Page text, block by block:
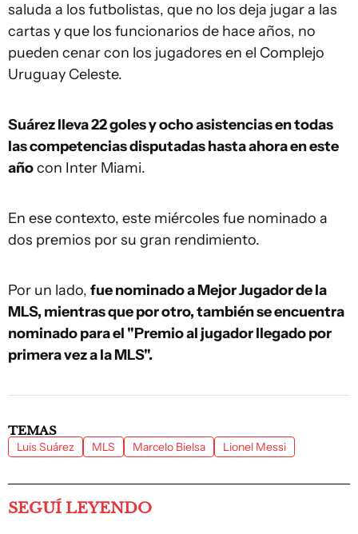
saluda a los futbolistas, que no los deja jugar a las
cartas y que los funcionarios de hace años, no
pueden cenar con los jugadores en el Complejo
Uruguay Celeste.
Suárez lleva 22 goles y ocho asistencias en todas
las competencias disputadas hasta ahora en este
añocon Inter Miami.
En ese contexto, este miércoles fue nominado a
dos premios por su gran rendimiento.
Por un lado, fue nominado a Mejor Jugador de la
MLS, mientras que por otro, también se encuentra
nominado para el "Premio al jugador llegado por
primera vez a la MLS".
TEMAS
Luis Suárez MLS Marcelo Bielsa Lionel Messi
SEGUÍ LEYENDO